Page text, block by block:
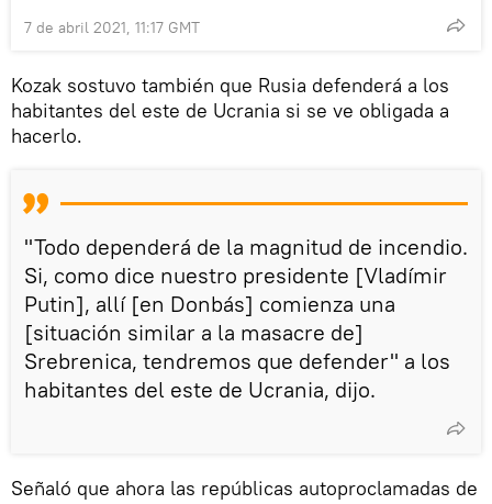
7 de abril 2021, 11:17 GMT
Kozak sostuvo también que Rusia defenderá a los
habitantes del este de Ucrania si se ve obligada a
hacerlo.
"Todo dependerá de la magnitud de incendio.
Si, como dice nuestro presidente [Vladímir
Putin], allí [en Donbás] comienza una
[situación similar a la masacre de]
Srebrenica, tendremos que defender" a los
habitantes del este de Ucrania, dijo.
Señaló que ahora las repúblicas autoproclamadas de